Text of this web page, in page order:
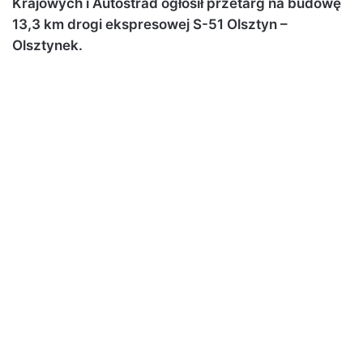
13,3 km drogi ekspresowej S-51 Olsztyn –
Olsztynek.